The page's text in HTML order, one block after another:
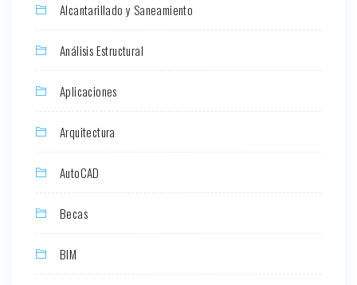
Alcantarillado y Saneamiento
Análisis Estructural
Aplicaciones
Arquitectura
AutoCAD
Becas
BIM